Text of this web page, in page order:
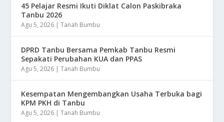
45 Pelajar Resmi Ikuti Diklat Calon Paskibraka
Tanbu 2026
Agu 5, 2026 |Tanah Bumbu
DPRD Tanbu Bersama Pemkab Tanbu Resmi
Sepakati Perubahan KUA dan PPAS
Agu 5, 2026 |Tanah Bumbu
Kesempatan Mengembangkan Usaha Terbuka bagi
KPM PKH di Tanbu
Agu 5, 2026 |Tanah Bumbu